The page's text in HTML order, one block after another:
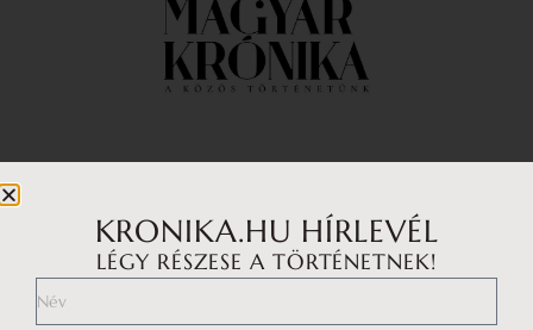
Médiaajánlat
KRONIKA.HU HÍRLEVÉL
LÉGY RÉSZESE A TÖRTÉNETNEK!